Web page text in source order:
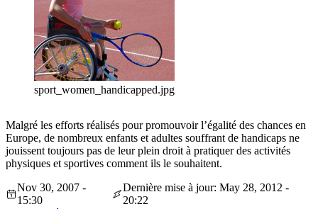
sport_women_handicapped.jpg
Malgré les efforts réalisés pour promouvoir l’égalité des chances en
Europe, de nombreux enfants et adultes souffrant de handicaps ne
jouissent toujours pas de leur plein droit à pratiquer des activités
physiques et sportives comment ils le souhaitent.
Nov 30, 2007 -
15:30
Dernière mise à jour: May 28, 2012 -
20:22